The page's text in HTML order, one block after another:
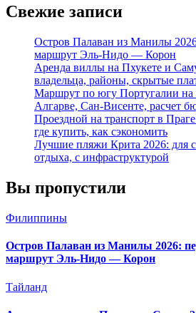
Свежие записи
Остров Палаван из Манилы
маршрут Эль-Нидо — Корон
Аренда виллы на Пхукете и
владельца, районы, скрытые
Маршрут по югу Португалии
Алгарве, Сан-Висенте, расчет
Проездной на транспорт в
где купить, как сэкономить
Лучшие пляжи Крита 2026: для
отдыха, с инфраструктурой
Вы пропустили
Филиппины
Остров Палаван из Манилы 2026:
маршрут Эль-Нидо — Корон
Тайланд